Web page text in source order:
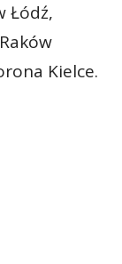
Łódź,
Kielce.